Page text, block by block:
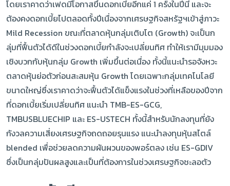
โดยเราคาดว่าเฟดมีโอกาสขึ้นดอกเบี้ยอีกแค่ 1 ครั้งในปีนี้ และจะ
ต้องคงดอกเบี้ยไปตลอดทั้งปีเนื่องจากเศรษฐกิจสหรัฐฯเข้าสู่ภาวะ
Mild Recession ขณะที่ตลาดหุ้นกลุ่มเติบโต (Growth) จะเป็นก
ลุ่มที่ฟื้นตัวได้ดีในช่วงดอกเบี้ยกำลังจะเปลี่ยนทิศ ทำให้เรามีมุมมอง
เชิงบวกกับหุ้นกลุ่ม Growth เพิ่มขึ้นต่อเนื่อง ทั้งนี้แนะนำรอจังหวะ
ตลาดหุ้นย่อตัวก่อนสะสมหุ้น Growth โดยเฉพาะกลุ่มเทคโนโลยี
ขนาดใหญ่ซึ่งเราคาดว่าจะฟื้นตัวได้แข็งแรงในช่วงที่เหลือของปีจาก
ที่ดอกเบี้ยเริ่มเปลี่ยนทิศ แนะนำ TMB-ES-GCG,
TMBUSBLUECHIP และ ES-USTECH ทั้งนี้สำหรับนักลงทุนที่ยัง
กังวลความเสี่ยงเศรษฐกิจถดถอยรุนแรง แนะนำลงทุนหุ้นสไตล์
blended เพื่อช่วยลดความผันผวนของพอร์ตลง เช่น ES-GDIV
ซึ่งเป็นกลุ่มปันผลสูงและเป็นที่ต้องการในช่วงเศรษฐกิจชะลอตัว